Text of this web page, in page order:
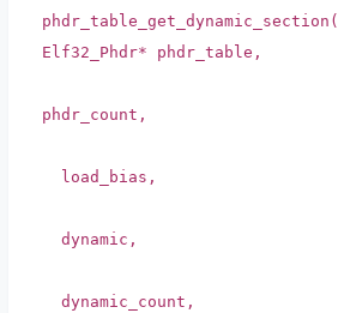
phdr_table_get_dynamic_section(
Elf32_Phdr* phdr_table,
phdr_count,
load_bias,
dynamic,
dynamic_count,